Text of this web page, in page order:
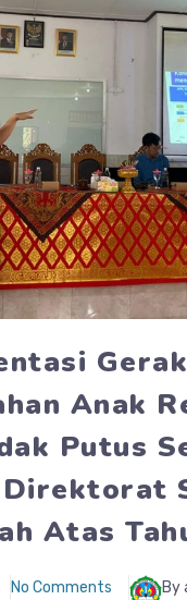
Anak
Putus
Direktorat
Atas
No Comments By